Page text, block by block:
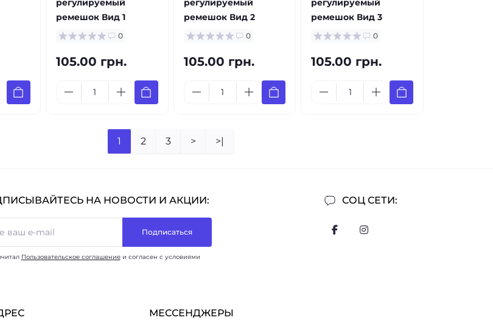
ремешок Вид 1
0
105.00 грн.
ремешок Вид 2
0
105.00 грн.
ремешок Вид 3
0
105.00 грн.
1 2 3 > >|
СОЦ СЕТИ:
НА НОВОСТИ И АКЦИИ:
Подписаться
Пользовательское соглашениеи согласен с условиями
МЕССЕНДЖЕРЫ